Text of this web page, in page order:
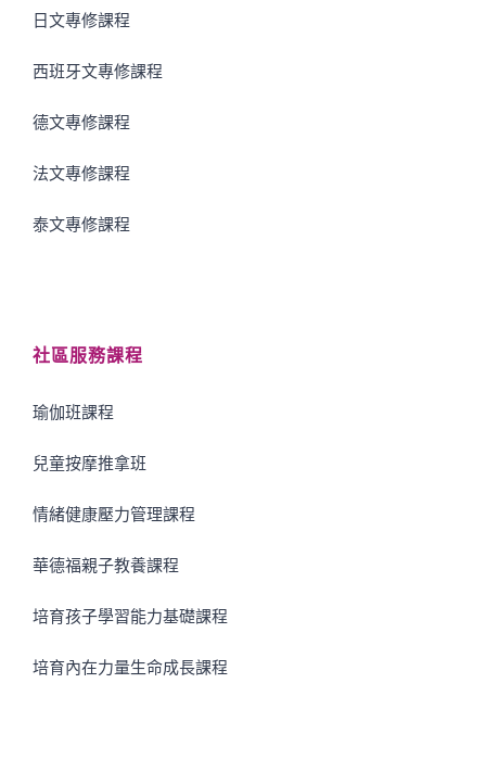
日文專修課程
西班牙文專修課程
德文專修課程
法文專修課程
泰文專修課程
社區服務課程
瑜伽班課程
兒童按摩推拿班
情緒健康壓力管理課程
華德福親子教養課程
培育孩子學習能力基礎課程
培育內在力量生命成長課程